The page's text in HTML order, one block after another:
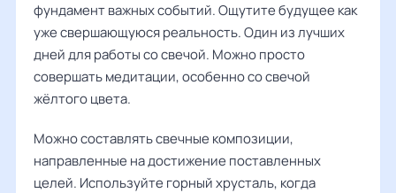
фундамент важных событий. Ощутите будущее как
уже свершающуюся реальность. Один из лучших
дней для работы со свечой. Можно просто
совершать медитации, особенно со свечой
жёлтого цвета.
Можно составлять свечные композиции,
направленные на достижение поставленных
целей. Используйте горный хрусталь, когда